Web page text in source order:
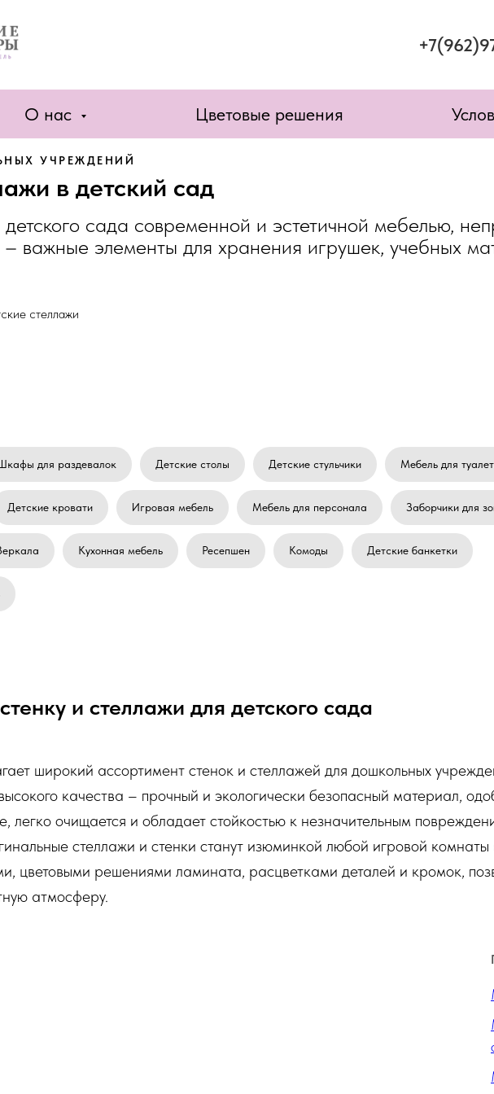
О нас Цветовые решения
УЧРЕЖДЕНИЙ
в детский сад
сада современной и эстетичной мебелью,
– важные элементы для хранения игрушек, учебных
стеллажи
для раздевалок Детские столы Детские стульчики Мебель для
Детские кровати Игровая мебель Мебель для персонала Заборчики для
Кухонная мебель Ресепшен Комоды Детские банкетки
и стеллажи для детского сада
широкий ассортимент стенок и стеллажей для дошкольных
качества – прочный и экологически безопасный материал,
легко очищается и обладает стойкостью к незначительным
стеллажи и стенки станут изюминкой любой игровой комнаты
цветовыми решениями ламината, расцветками деталей и кромок,
атмосферу.